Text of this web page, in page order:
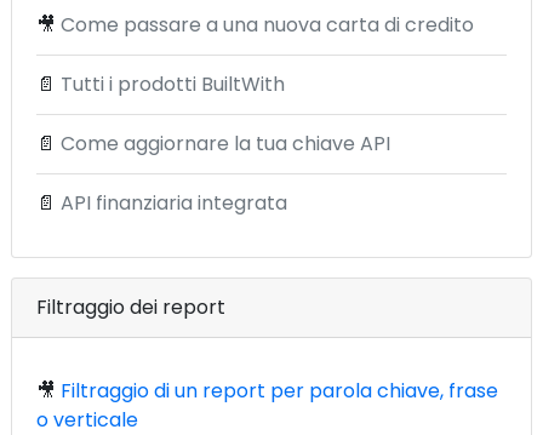
🎥 Come passare a una nuova carta di credito
📄 Tutti i prodotti BuiltWith
📄 Come aggiornare la tua chiave API
📄 API finanziaria integrata
Filtraggio dei report
🎥 Filtraggio di un report per parola chiave, frase
o verticale